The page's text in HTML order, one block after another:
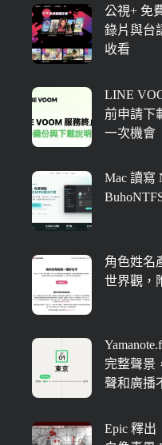
公視+ 免
錄片與台
收看
LINE
前申請下
一次機會
Mac 讀寫
角色姓名
世界觀，
完整聲景
聲和廣播
Epic 釋出